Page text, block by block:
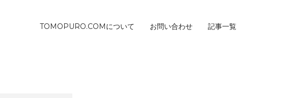
TOMOPURO.COMについて お問い合わせ 記事一覧